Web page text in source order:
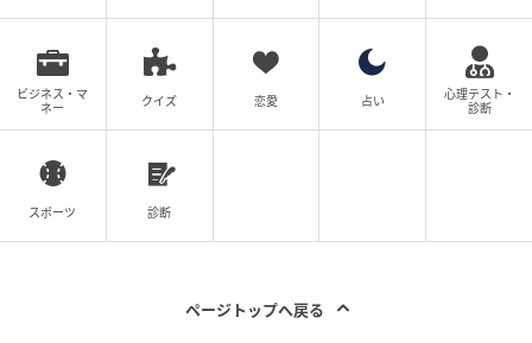
ビジネス・マ
ネー
クイズ 恋愛 占い
心理テスト・
診断
スポーツ 診断
ページトップへ戻る